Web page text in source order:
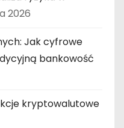
2026
Jak cyfrowe
bankowość
kryptowalutowe